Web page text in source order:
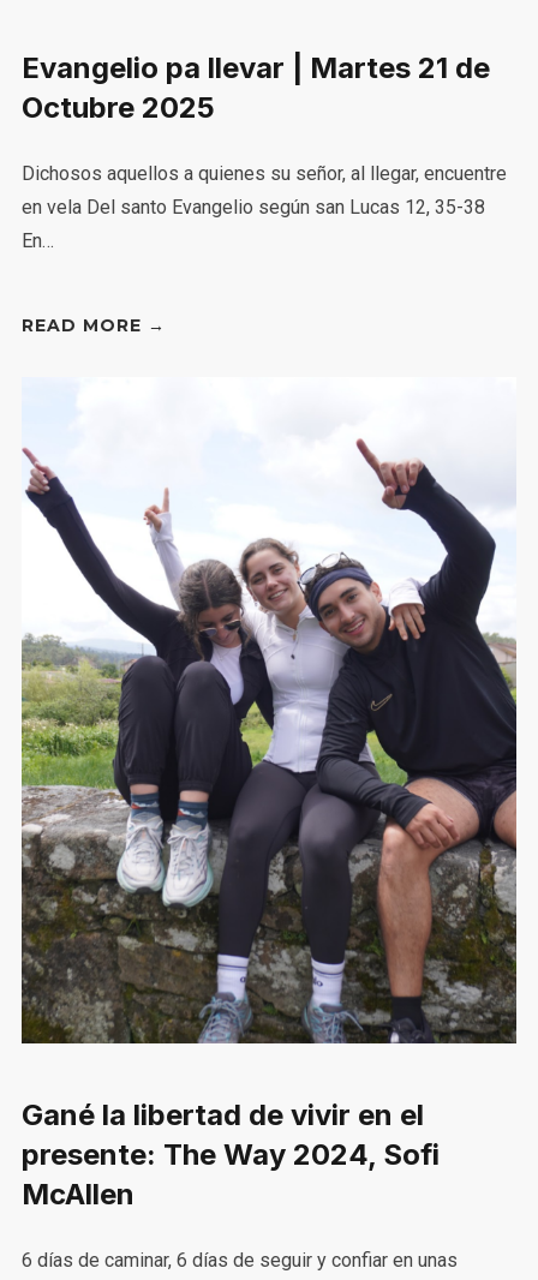
Evangelio pa llevar | Martes 21 de
Octubre 2025
Dichosos aquellos a quienes su señor, al llegar, encuentre
en vela Del santo Evangelio según san Lucas 12, 35-38
En…
READ MORE →
Gané la libertad de vivir en el
presente: The Way 2024, Sofi
McAllen
6 días de caminar, 6 días de seguir y confiar en unas